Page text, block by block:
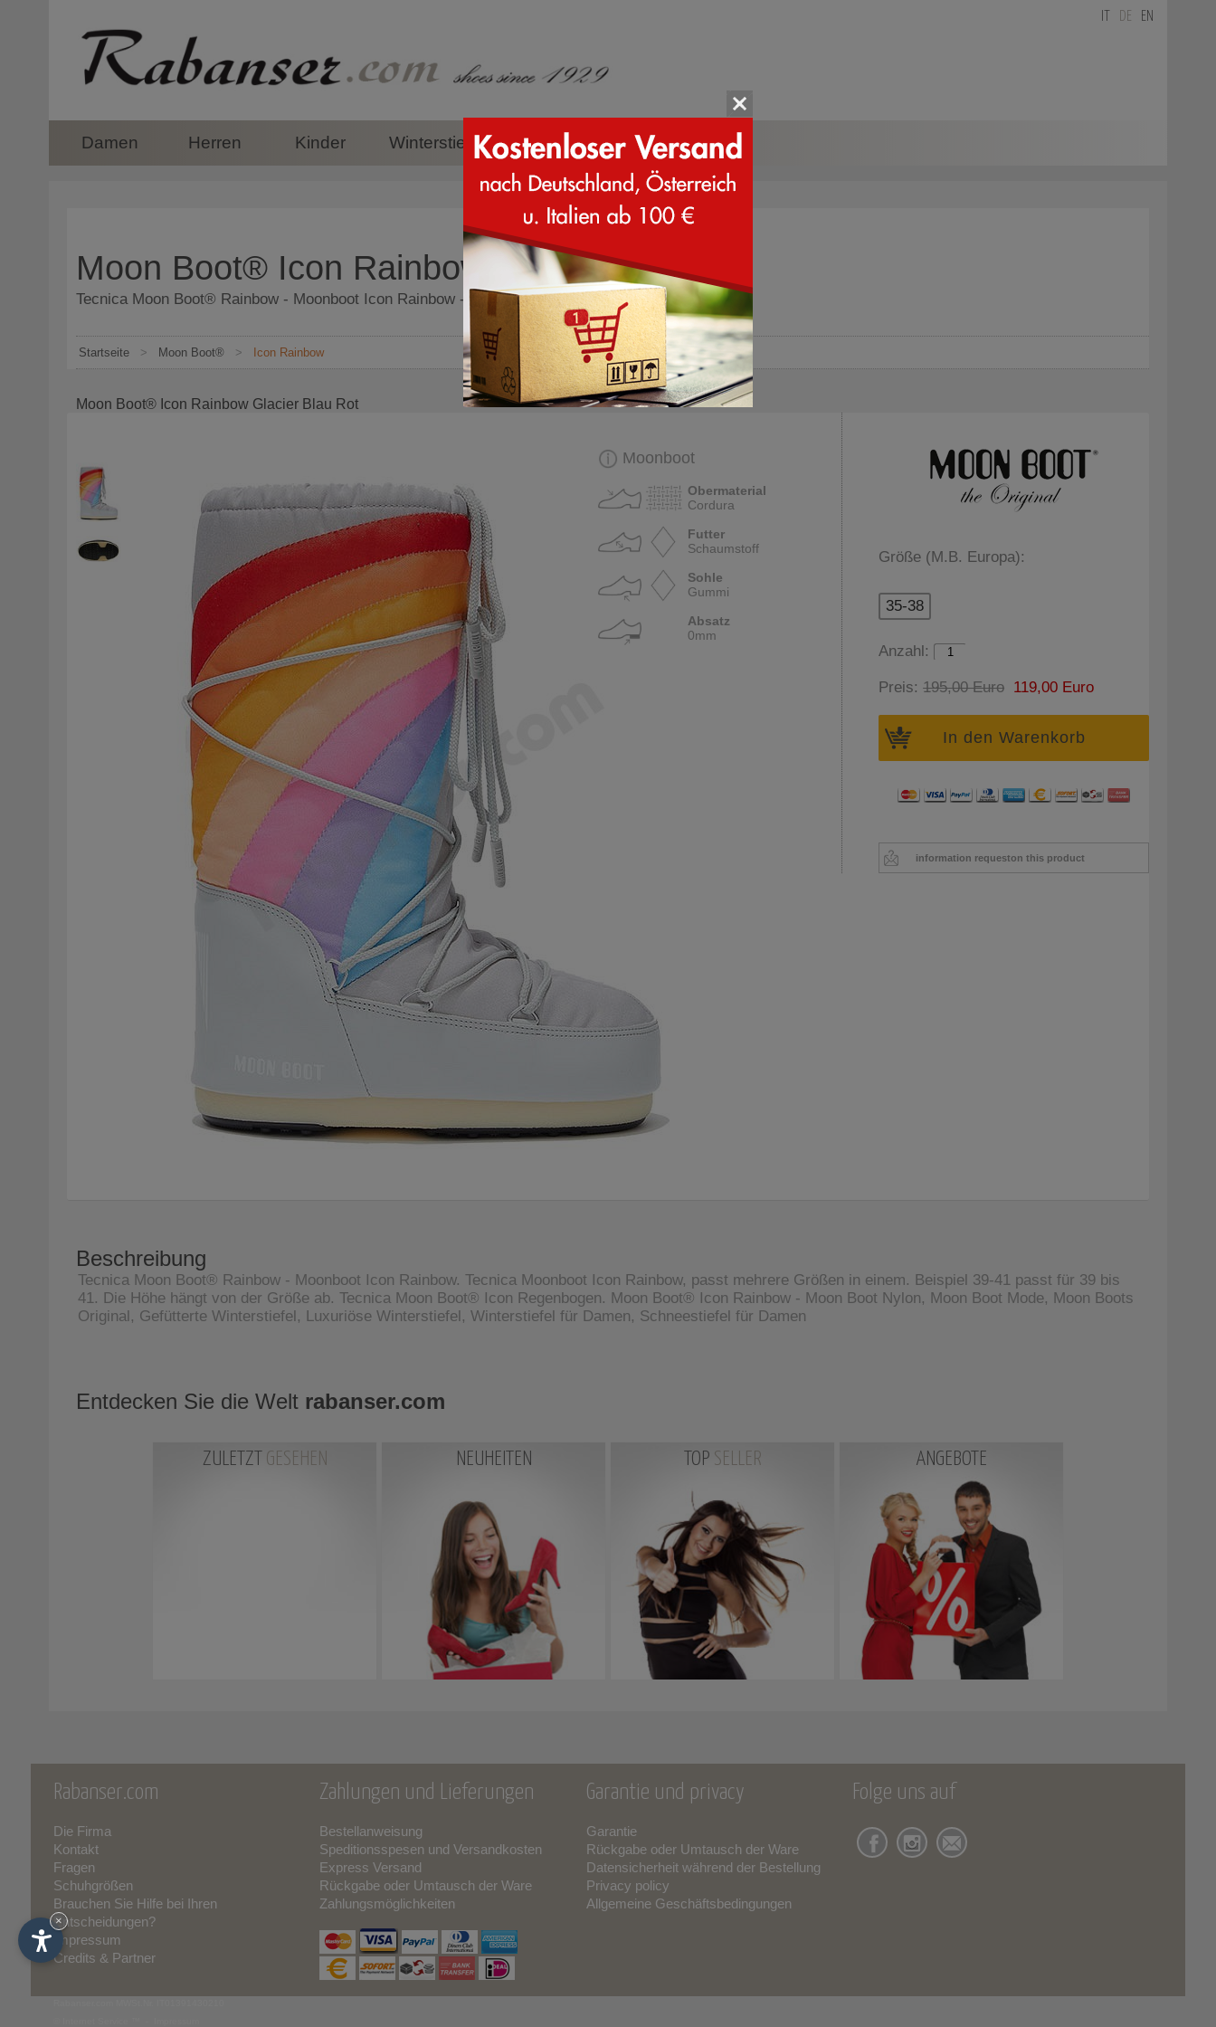
DE EN
Damen Herren Kinder Winterstiefel Zubehör Marken
Moon Boot® Icon Rainbow - Moon Boots
Tecnica Moon Boot® Rainbow - Moonboot Icon Rainbow - Moon Boots
Startseite > Moon Boot® > Icon Rainbow
Moon Boot® Icon Rainbow Glacier Blau Rot
Moonboot
Obermaterial
Cordura
Futter
Schaumstoff
Sohle
Gummi
Absatz
0mm
Größe (M.B. Europa):
35-38
Anzahl:
Preis:195,00 Euro 119,00 Euro
In den Warenkorb
information requeston this product
Beschreibung
Tecnica Moon Boot® Rainbow - Moonboot Icon Rainbow. Tecnica Moonboot Icon Rainbow, passt mehrere Größen in einem. Beispiel 39-41 passt für 39 bis
41. Die Höhe hängt von der Größe ab. Tecnica Moon Boot® Icon Regenbogen. Moon Boot® Icon Rainbow - Moon Boot Nylon, Moon Boot Mode, Moon Boots
Original, Gefütterte Winterstiefel, Luxuriöse Winterstiefel, Winterstiefel für Damen, Schneestiefel für Damen
Entdecken Sie die Welt rabanser.com
ZULETZT GESEHEN NEUHEITEN TOP SELLER ANGEBOTE
Rabanser.com
Die Firma
Kontakt
Fragen
Schuhgrößen
Brauchen Sie Hilfe bei Ihren
Entscheidungen?
Impressum
Credits & Partner
Zahlungen und Lieferungen
Bestellanweisung
Speditionsspesen und Versandkosten
Express Versand
Rückgabe oder Umtausch der Ware
Zahlungsmöglichkeiten
Garantie und privacy
Garantie
Rückgabe oder Umtausch der Ware
Datensicherheit während der Bestellung
Privacy policy
Allgemeine Geschäftsbedingungen
Folge uns auf
×